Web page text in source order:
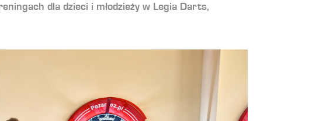
dla dzieci i młodzieży w Legia Darts,